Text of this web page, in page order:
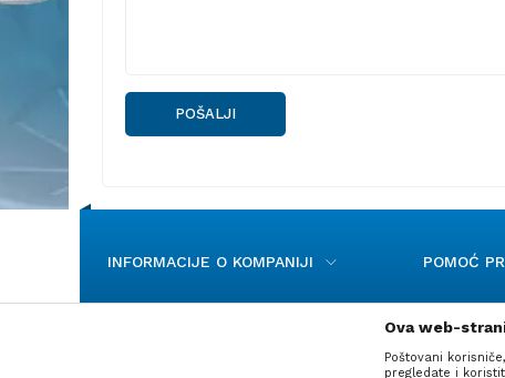
POŠALJI
INFORMACIJE O KOMPANIJI POMOĆ
Ova web-
Poštovani
pregledate i